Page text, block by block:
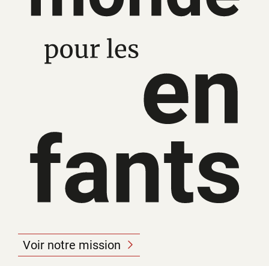
Voir notre mission